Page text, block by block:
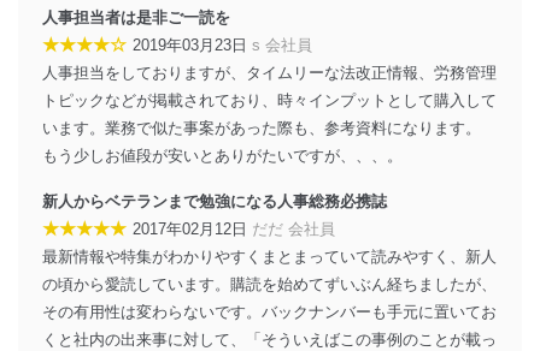
ソフトウェア等を導入し、自動更新 機能等の活用
により、これを最新状態としています。
情報システムの使用に伴う漏洩等の防止
メール等により個人データの含まれるファイルを
送信する場合に、当該ファイルへのパスワードを
設定しています。
個人情報保護マネジメントシステムの継続的改善
当社は、内部監査及びマネジメントレビューの機会を通
じて、個人情報保護マネジメントシステムを継続的に改
善し、常に最良の状態を維持します。
苦情及び相談受付け窓口
人事担当者は是非ご一読を
★★★★☆ 2019年03月23日 s 会社員
人事担当をしておりますが、タイムリーな法改正情報、労務管理
トピックなどが掲載されており、時々インプットとして購入して
います。業務で似た事案があった際も、参考資料になります。
もう少しお値段が安いとありがたいですが、、、。
新人からベテランまで勉強になる人事総務必携誌
★★★★★ 2017年02月12日 だだ 会社員
最新情報や特集がわかりやすくまとまっていて読みやすく、新人
の頃から愛読しています。購読を始めてずいぶん経ちましたが、
その有用性は変わらないです。バックナンバーも手元に置いてお
くと社内の出来事に対して、「そういえばこの事例のことが載っ